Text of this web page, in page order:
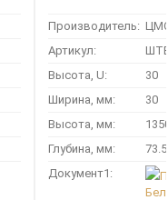
Производитель:
Артикул:
Высота, U:
30
Ширина, мм:
30
Высота, мм:
Глубина, мм:
73.5
Документ1: